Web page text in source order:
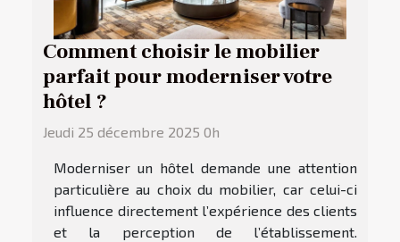
Comment choisir le mobilier
parfait pour moderniser votre
hôtel ?
Jeudi 25 décembre 2025 0h
Moderniser un hôtel demande une attention
particulière au choix du mobilier, car celui-ci
influence directement l’expérience des clients
et la perception de l’établissement.